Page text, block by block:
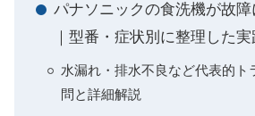
パナソニックの食洗機が故
｜型番・症状別に整理した
水漏れ・排水不良など代表的ト
問と詳細解説